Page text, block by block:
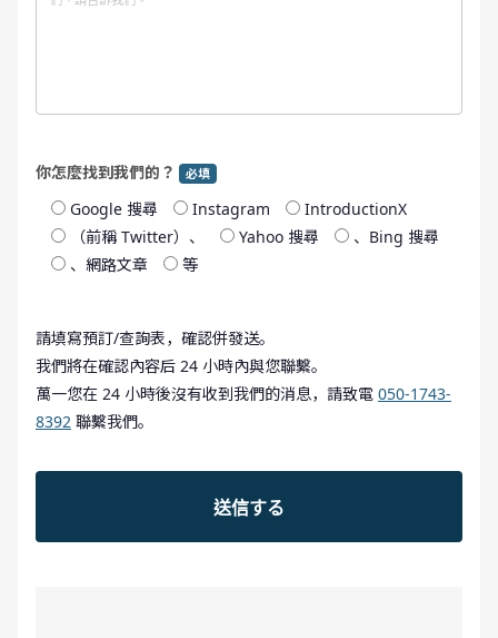
你怎麼找到我們的？ 必填
Google 搜尋 Instagram
IntroductionX
（前稱 Twitter）、
Yahoo 搜尋
、Bing 搜尋
、網路文章
等
請填寫預訂/查詢表，確認併發送。
我們將在確認內容后 24 小時內與您聯繫。
萬一您在 24 小時後沒有收到我們的消息，請致電 050-1743-
8392 聯繫我們。